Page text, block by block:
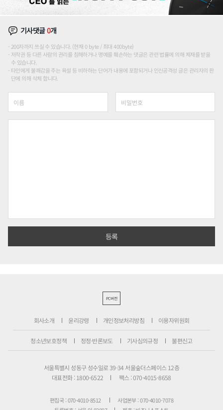
기사댓글0개
200자까지 쓰실 수 있습니다. (현재 0 byte / 최대 400byte)
저작권 등 다른 사람의 권리를 침해하거나 명예를 훼손하는 댓글은 관련 법률에 의해 제재를 받을
수 있습니다.
타인에게 불쾌감을 주는 욕설 등 비하하는 단어가 내용에 포함되거나 인신공격성 글은 관리자의 판
단에 의해 삭제 합니다.
PC버전
회사소개 윤리강령 개인정보처리방침 이용자위원회
청소년보호정책 정정·반론보도 기사심의규정 불편신고
서울특별시 성동구 성수일로 39-34 서울숲더스페이스 12층
대표전화 : 1800-6522
팩스 : 070-4015-8658
편집국 : 070-4010-8512
사업본부 : 070-4010-7078